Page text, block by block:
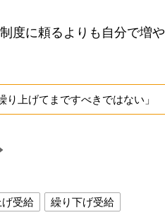
度に頼るよりも自分で増や
上げてまですべきではない」
受給
繰り下げ受給